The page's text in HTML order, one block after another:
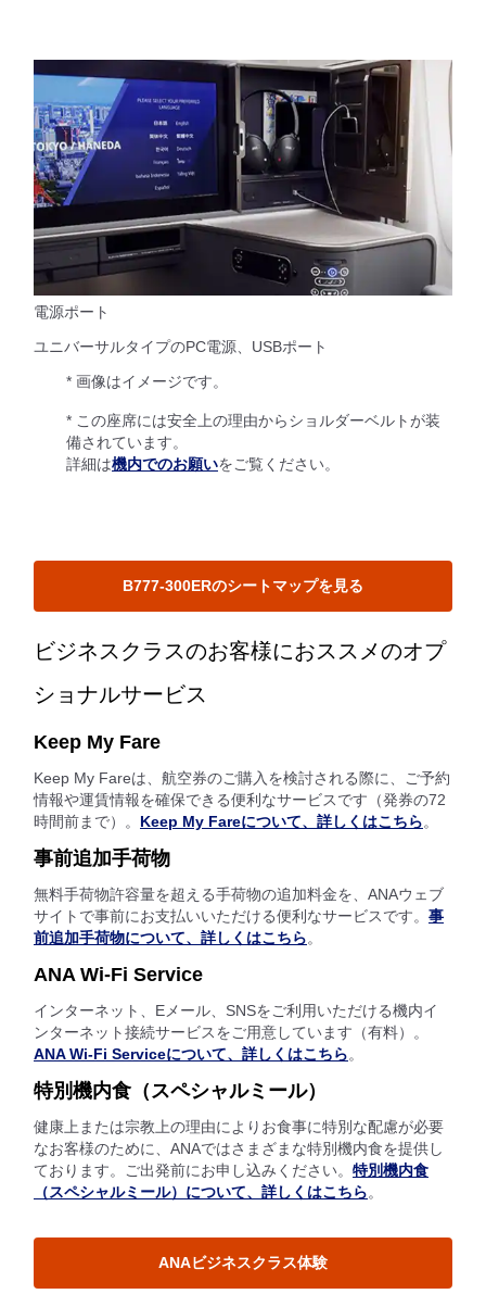
電源ポート
ユニバーサルタイプのPC電源、USBポート
* 画像はイメージです。
* この座席には安全上の理由からショルダーベルトが装
備されています。
詳細は機内でのお願いをご覧ください。
B777-300ERのシートマップを見る
ビジネスクラスのお客様におススメのオプ
ショナルサービス
Keep My Fare
Keep My Fareは、航空券のご購入を検討される際に、ご予約
情報や運賃情報を確保できる便利なサービスです（発券の72
時間前まで）。 Keep My Fareについて、詳しくはこちら。
事前追加手荷物
無料手荷物許容量を超える手荷物の追加料金を、ANAウェブ
サイトで事前にお支払いいただける便利なサービスです。 事
前追加手荷物について、詳しくはこちら。
ANA Wi-Fi Service
インターネット、Eメール、SNSをご利用いただける機内イ
ンターネット接続サービスをご用意しています（有料）。
ANA Wi-Fi Serviceについて、詳しくはこちら。
特別機内食（スペシャルミール）
健康上または宗教上の理由によりお食事に特別な配慮が必要
なお客様のために、ANAではさまざまな特別機内食を提供し
ております。ご出発前にお申し込みください。 特別機内食
（スペシャルミール）について、詳しくはこちら。
ANAビジネスクラス体験